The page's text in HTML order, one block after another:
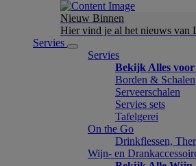
Nieuw Binnen
Hier vind je al het nieuws van
Servies
Servies
Bekijk Alles
Borden & Schalen
Serveerschalen
Servies sets
Tafelgerei
On the Go
Drinkflessen,
Wijn- en